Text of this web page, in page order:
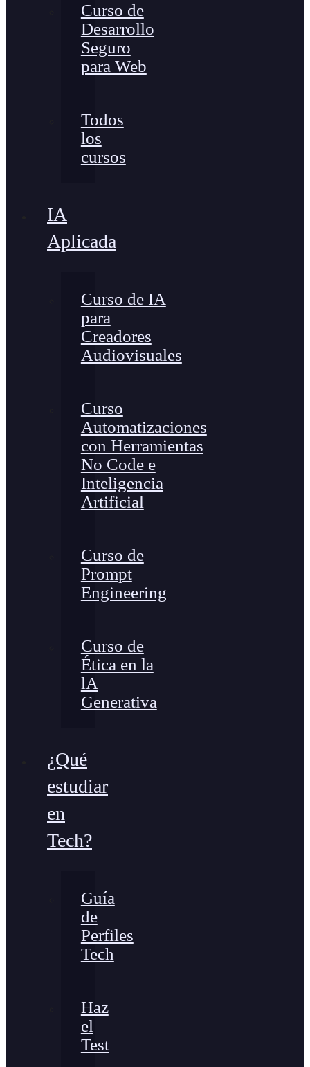
Curso de
Desarrollo
Seguro
para Web
Todos
los
cursos
IA
Aplicada
Curso de IA
para
Creadores
Audiovisuales
Curso
Automatizaciones
con Herramientas
No Code e
Inteligencia
Artificial
Curso de
Prompt
Engineering
Curso de
Ética en la
lA
Generativa
¿Qué
estudiar
en
Tech?
Guía
de
Perfiles
Tech
Haz
el
Test